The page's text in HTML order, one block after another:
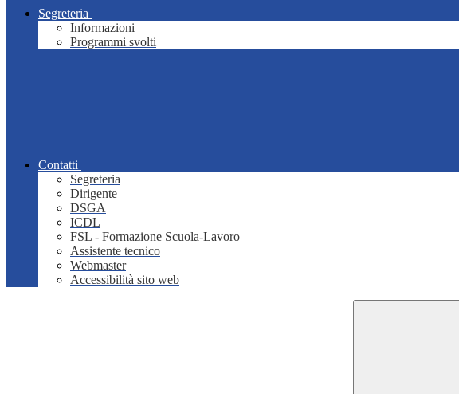
Segreteria
Informazioni
Programmi svolti
Contatti
Segreteria
Dirigente
DSGA
ICDL
FSL - Formazione Scuola-Lavoro
Assistente tecnico
Webmaster
Accessibilità sito web